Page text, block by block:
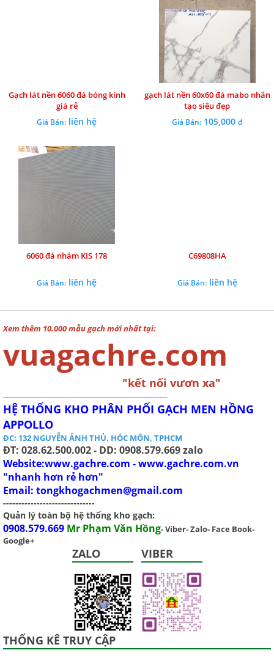
Gạch lát nền 6060 đá bóng kính
giá rẻ
Giá Bán: liên hệ
gạch lát nền 60x60 đá mabo nhân
tạo siêu đẹp
Giá Bán:105,000 đ
6060 đá nhám KIS 178
Giá Bán: liên hệ
C69808HA
Giá Bán:liên hệ
Xem thêm 10.000 mẫu gạch mới nhất tại:
vuagachre.com
"kết nối vươn xa"
-------------------------------------------------------------------
HỆ THỐNG KHO PHÂN PHỐI GẠCH MEN HỒNG
APPOLLO
ĐC: 132 NGUYỄN ẢNH THỦ, HÓC MÔN, TPHCM
ĐT: 028.62.500.002 - DD: 0908.579.669 zalo
Website:www.gachre.com - www.gachre.com.vn
"nhanh hơn rẻ hơn"
Email: tongkhogachmen@gmail.com
------------------------------
Quản lý toàn bộ hệ thống kho gạch:
0908.579.669 Mr Phạm Văn Hồng- Viber- Zalo- Face Book-
Google+
ZALO VIBER
THỐNG KÊ TRUY CẬP